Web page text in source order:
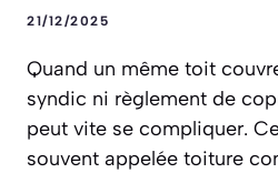
21/12/2025
Quand un même toit
syndic ni règlement de
peut vite se compliquer.
souvent appelée toiture